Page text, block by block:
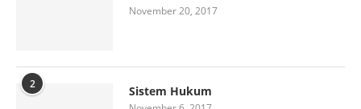
November 20, 2017
2 Sistem Hukum